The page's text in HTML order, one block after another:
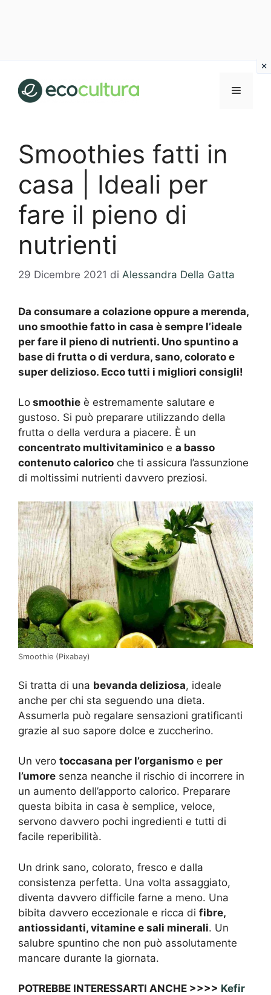
contenuto
MENU
Smoothies fatti in
casa | Ideali per
fare il pieno di
nutrienti
29 Dicembre 2021 di Alessandra Della Gatta
Da consumare a colazione oppure a merenda,
uno smoothie fatto in casa è sempre l’ideale
per fare il pieno di nutrienti. Uno spuntino a
base di frutta o di verdura, sano, colorato e
super delizioso. Ecco tutti i migliori consigli!
Lo smoothie è estremamente salutare e
gustoso. Si può preparare utilizzando della
frutta o della verdura a piacere. È un
concentrato multivitaminico e a basso
contenuto calorico che ti assicura l’assunzione
di moltissimi nutrienti davvero preziosi.
Smoothie (Pixabay)
Si tratta di una bevanda deliziosa, ideale
anche per chi sta seguendo una dieta.
Assumerla può regalare sensazioni gratificanti
grazie al suo sapore dolce e zuccherino.
Un vero toccasana per l’organismo e per
l’umore senza neanche il rischio di incorrere in
un aumento dell’apporto calorico. Preparare
questa bibita in casa è semplice, veloce,
servono davvero pochi ingredienti e tutti di
facile reperibilità.
Un drink sano, colorato, fresco e dalla
consistenza perfetta. Una volta assaggiato,
diventa davvero difficile farne a meno. Una
bibita davvero eccezionale e ricca di fibre,
antiossidanti, vitamine e sali minerali. Un
salubre spuntino che non può assolutamente
mancare durante la giornata.
POTREBBE INTERESSARTI ANCHE >>>> Kefir